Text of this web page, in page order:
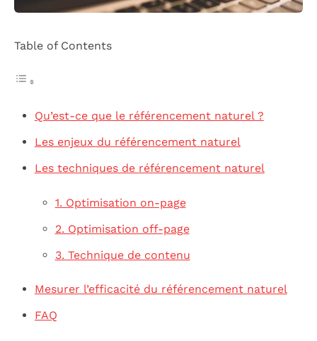
Table of Contents
Qu’est-ce que le référencement naturel ?
Les enjeux du référencement naturel
Les techniques de référencement naturel
1. Optimisation on-page
2. Optimisation off-page
3. Technique de contenu
Mesurer l’efficacité du référencement naturel
FAQ